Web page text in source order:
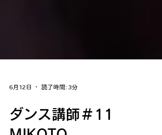
6月12日 読了時間: 3分